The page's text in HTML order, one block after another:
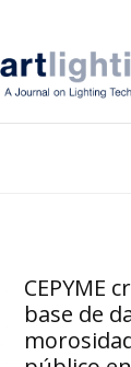
CEPYME
base de